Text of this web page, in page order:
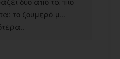
το ζουμερό μ...